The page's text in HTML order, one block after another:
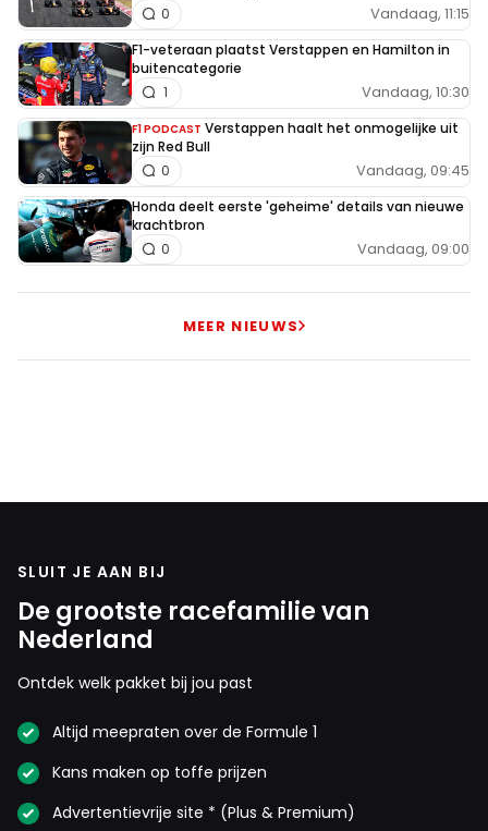
Vandaag, 11:15
0
F1-veteraan plaatst Verstappen en Hamilton in
buitencategorie
Vandaag, 10:30
1
F1 PODCAST Verstappen haalt het onmogelijke uit
zijn Red Bull
Vandaag, 09:45
0
Honda deelt eerste 'geheime' details van nieuwe
krachtbron
Vandaag, 09:00
0
MEER NIEUWS
SLUIT JE AAN BIJ
De grootste racefamilie van
Nederland
Ontdek welk pakket bij jou past
Altijd meepraten over de Formule 1
Kans maken op toffe prijzen
Advertentievrije site * (Plus & Premium)